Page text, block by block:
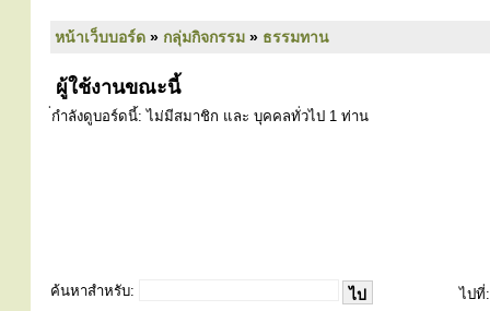
หน้าเว็บบอร์ด » กลุ่มกิจกรรม » ธรรมทาน
ผู้ใช้งานขณะนี้
่กำลังดูบอร์ดนี้: ไม่มีสมาชิก และ บุคคลทั่วไป 1 ท่าน
ค้นหาสำหรับ: ไปที่: